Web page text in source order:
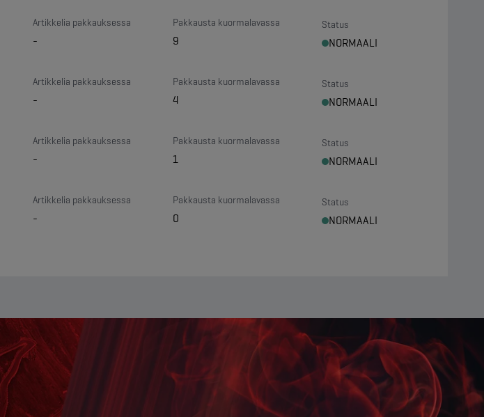
Artikkelia pakkauksessa
-
Pakkausta kuormalavassa
9
Status
NORMAALI
Artikkelia pakkauksessa
-
Pakkausta kuormalavassa
4
Status
NORMAALI
Artikkelia pakkauksessa
-
Pakkausta kuormalavassa
1
Status
NORMAALI
Artikkelia pakkauksessa
-
Pakkausta kuormalavassa
0
Status
NORMAALI